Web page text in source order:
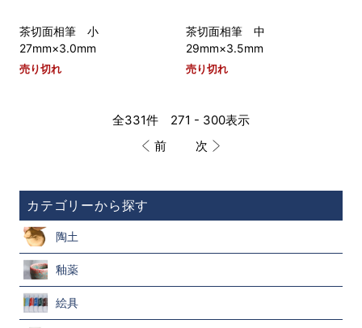
カテゴリーから探す
陶土
釉薬
絵具
茶切面相筆 小
27mm×3.0mm
売り切れ
茶切面相筆 中
29mm×3.5mm
売り切れ
全331件 271 - 300表示
前
次